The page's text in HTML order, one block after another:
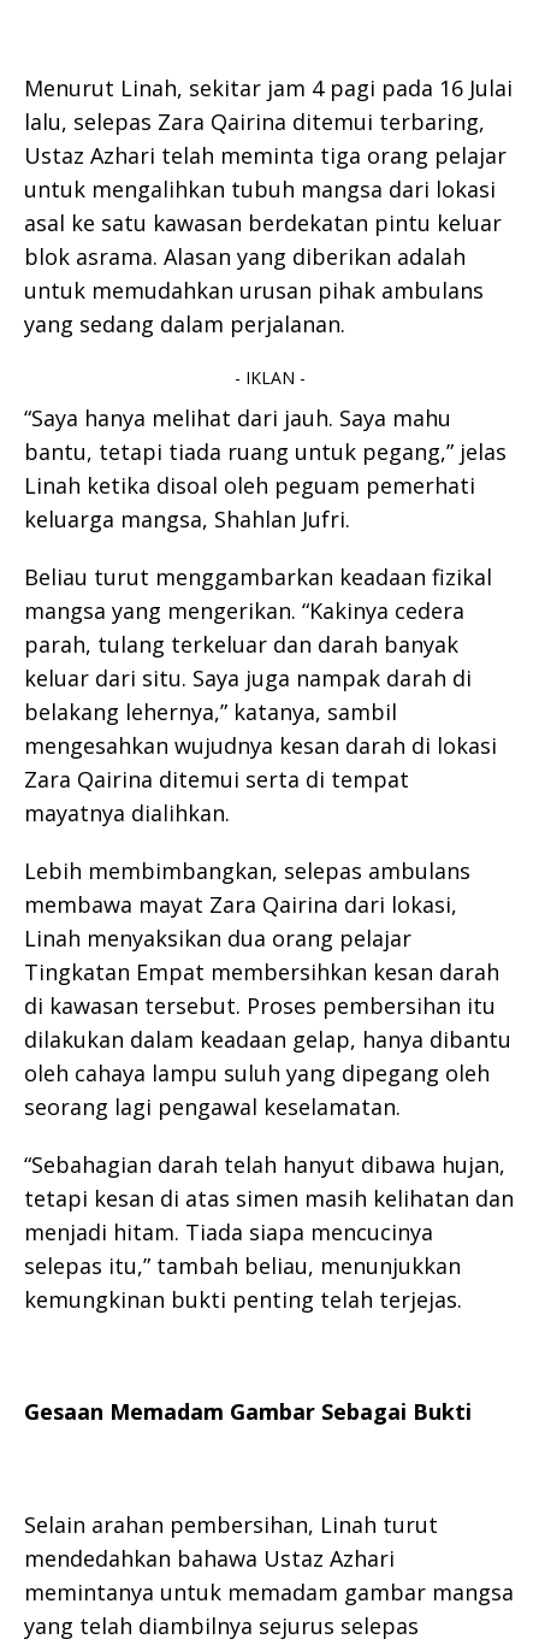
Menurut Linah, sekitar jam 4 pagi pada 16 Julai
lalu, selepas Zara Qairina ditemui terbaring,
Ustaz Azhari telah meminta tiga orang pelajar
untuk mengalihkan tubuh mangsa dari lokasi
asal ke satu kawasan berdekatan pintu keluar
blok asrama. Alasan yang diberikan adalah
untuk memudahkan urusan pihak ambulans
yang sedang dalam perjalanan.
- IKLAN -
“Saya hanya melihat dari jauh. Saya mahu
bantu, tetapi tiada ruang untuk pegang,” jelas
Linah ketika disoal oleh peguam pemerhati
keluarga mangsa, Shahlan Jufri.
Beliau turut menggambarkan keadaan fizikal
mangsa yang mengerikan. “Kakinya cedera
parah, tulang terkeluar dan darah banyak
keluar dari situ. Saya juga nampak darah di
belakang lehernya,” katanya, sambil
mengesahkan wujudnya kesan darah di lokasi
Zara Qairina ditemui serta di tempat
mayatnya dialihkan.
Lebih membimbangkan, selepas ambulans
membawa mayat Zara Qairina dari lokasi,
Linah menyaksikan dua orang pelajar
Tingkatan Empat membersihkan kesan darah
di kawasan tersebut. Proses pembersihan itu
dilakukan dalam keadaan gelap, hanya dibantu
oleh cahaya lampu suluh yang dipegang oleh
seorang lagi pengawal keselamatan.
“Sebahagian darah telah hanyut dibawa hujan,
tetapi kesan di atas simen masih kelihatan dan
menjadi hitam. Tiada siapa mencucinya
selepas itu,” tambah beliau, menunjukkan
kemungkinan bukti penting telah terjejas.
Gesaan Memadam Gambar Sebagai Bukti
Selain arahan pembersihan, Linah turut
mendedahkan bahawa Ustaz Azhari
memintanya untuk memadam gambar mangsa
yang telah diambilnya sejurus selepas